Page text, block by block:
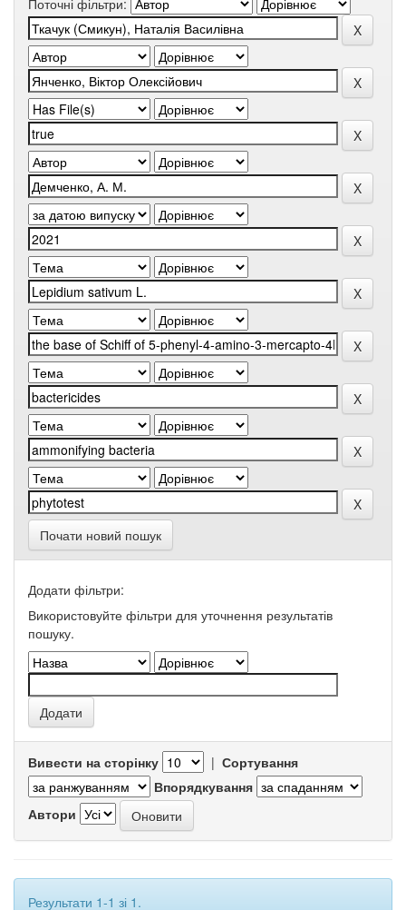
Поточні фільтри:
Почати новий пошук
Додати фільтри:
Використовуйте фільтри для уточнення результатів
пошуку.
Вивести на сторінку | Сортування
Впорядкування
Автори
Результати 1-1 зі 1.